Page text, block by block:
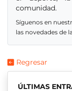
comunidad.
Síguenos en
las novedades de
Regresar
ÚLTIMAS